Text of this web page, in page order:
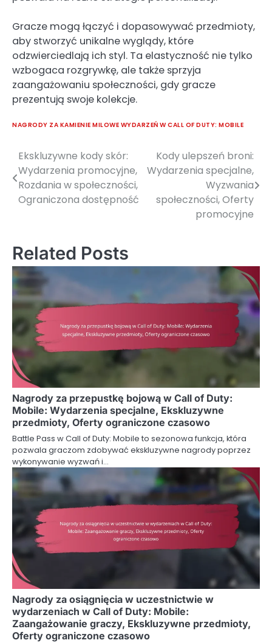
Gracze mogą łączyć i dopasowywać przedmioty,
aby stworzyć unikalne wyglądy, które
odzwierciedlają ich styl. Ta elastyczność nie tylko
wzbogaca rozgrywkę, ale także sprzyja
zaangażowaniu społeczności, gdy gracze
prezentują swoje kolekcje.
NAGRODY ZA KAMIENIE MILOWE WYDARZEŃ W CALL OF DUTY: MOBILE
Post
navigation
Ekskluzywne kody skór:
Wydarzenia promocyjne,
Rozdania w społeczności,
Ograniczona dostępność
Kody ulepszeń broni:
Wydarzenia specjalne,
Wyzwania
społeczności, Oferty
promocyjne
Related Posts
Nagrody za przepustkę bojową w Call of Duty:
Mobile: Wydarzenia specjalne, Ekskluzywne
przedmioty, Oferty ograniczone czasowo
Battle Pass w Call of Duty: Mobile to sezonowa funkcja, która
pozwala graczom zdobywać ekskluzywne nagrody poprzez
wykonywanie wyzwań i…
Nagrody za osiągnięcia w uczestnictwie w
wydarzeniach w Call of Duty: Mobile:
Zaangażowanie graczy, Ekskluzywne przedmioty,
Oferty ograniczone czasowo